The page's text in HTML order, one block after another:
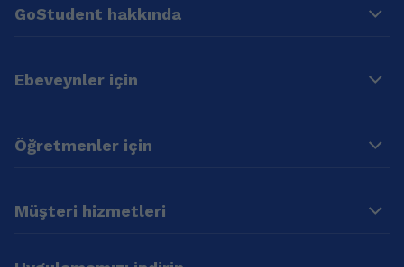
GoStudent hakkında
Ebeveynler için
Öğretmenler için
Müşteri hizmetleri